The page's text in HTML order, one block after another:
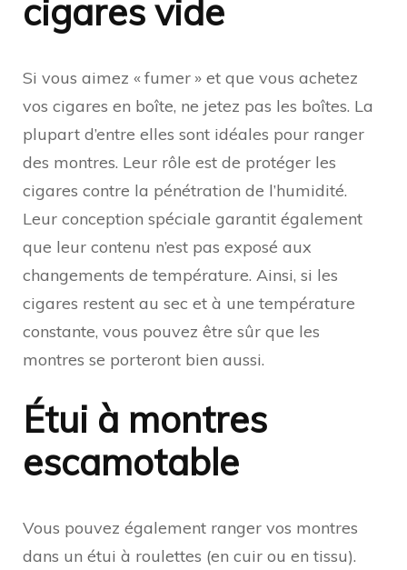
cigares vide
Si vous aimez « fumer » et que vous achetez
vos cigares en boîte, ne jetez pas les boîtes. La
plupart d’entre elles sont idéales pour ranger
des montres. Leur rôle est de protéger les
cigares contre la pénétration de l’humidité.
Leur conception spéciale garantit également
que leur contenu n’est pas exposé aux
changements de température. Ainsi, si les
cigares restent au sec et à une température
constante, vous pouvez être sûr que les
montres se porteront bien aussi.
Étui à montres
escamotable
Vous pouvez également ranger vos montres
dans un étui à roulettes (en cuir ou en tissu).